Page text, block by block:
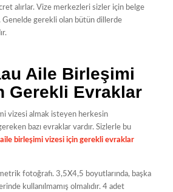
alırlar. Vize merkezleri sizler için belge
Genelde gerekli olan bütün dillerde
Aile Birleşimi
Gerekli Evraklar
vizesi almak isteyen herkesin
bazı evraklar vardır. Sizlerle bu
birleşimi vizesi için gerekli evraklar
fotoğrafı. 3,5X4,5 boyutlarında, başka
kullanılmamış olmalıdır. 4 adet